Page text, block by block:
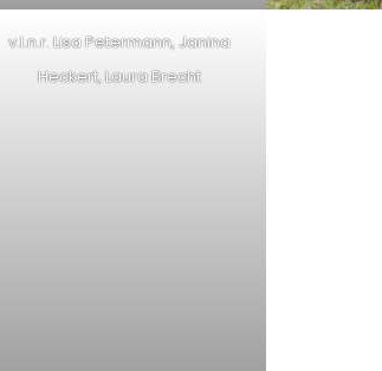
v.l.n.r. Lisa Petermann, Janina
Heckert, Laura Brecht